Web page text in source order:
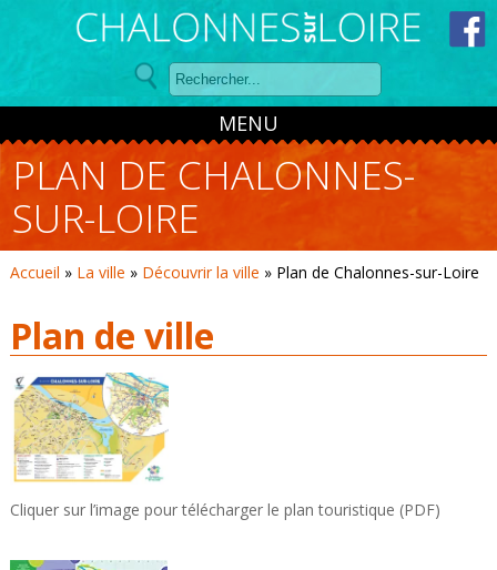
Panneau de gestion des cookies
MENU
PLAN DE CHALONNES-
SUR-LOIRE
Accueil » La ville » Découvrir la ville » Plan de Chalonnes-sur-Loire
Plan de ville
Cliquer sur l’image pour télécharger le plan touristique (PDF)